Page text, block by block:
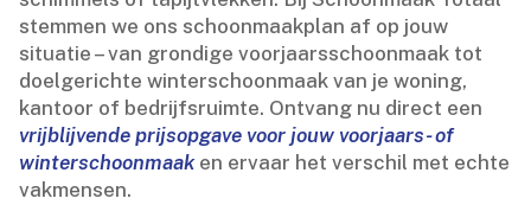
stemmen we ons schoonmaakplan af op jouw
situatie – van grondige voorjaarsschoonmaak tot
doelgerichte winterschoonmaak van je woning,
kantoor of bedrijfsruimte.​ Ontvang nu direct een
vrijblijvende prijsopgave voor jouw voorjaars- of
winterschoonmaaken ervaar het verschil met echte
vakmensen.​